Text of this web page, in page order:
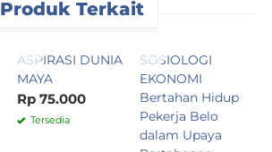
Produk Terkait
ASPIRASI DUNIA
MAYA
Rp 75.000
Tersedia
SOSIOLOGI
EKONOMI
Bertahan Hidup
Pekerja Belo
dalam Upaya